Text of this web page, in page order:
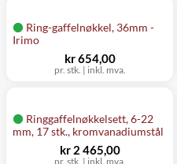
Ring-gaffelnøkkel, 36mm -
Irimo
pr. stk. | inkl. mva.
kr 654,00
Ringgaffelnøkkelsett, 6-22
mm, 17 stk., kromvanadiumstål
pr. stk. | inkl. mva.
kr 2 465,00